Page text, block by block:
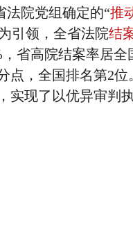
法院党组确定的“推
引领，全省法院结
省高院结案率居全
点，全国排名第2
实现了以优异审判